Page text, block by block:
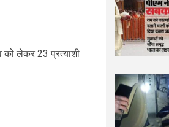
को लेकर 23 प्रत्याशी